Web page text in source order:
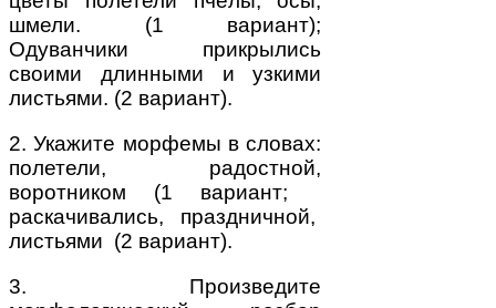
шмели. (1 вариант);
Одуванчики прикрылись
своими длинными и узкими
листьями. (2 вариант).
2. Укажите морфемы в словах:
полетели, радостной,
воротником (1 вариант;
раскачивались, праздничной,
листьями (2 вариант).
3. Произведите